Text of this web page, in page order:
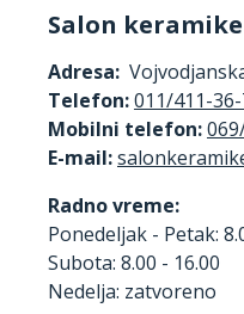
Salon
Adresa:
Telefon:011/411-
Mobilni telefon:
E-mail:
Radno vreme:
Ponedeljak - Petak:
Subota: 8.00 - 16.00
Nedelja: zatvoreno